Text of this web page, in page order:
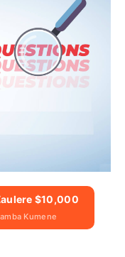
$10,000
Kumene